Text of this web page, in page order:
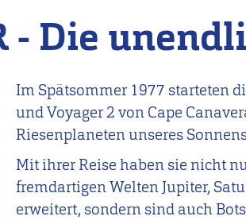
- Die
Im Spätsommer 1977 starteten
und Voyager 2 von Cape
Riesenplaneten unseres
Mit ihrer Reise haben sie nicht
fremdartigen Welten Jupiter,
erweitert, sondern sind auch